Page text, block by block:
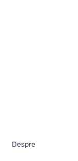
Despre